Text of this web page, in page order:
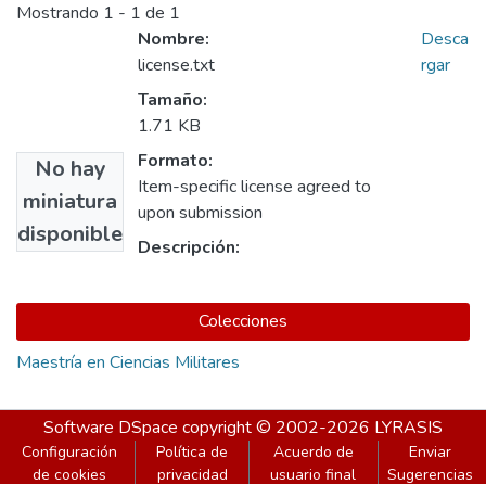
Mostrando 1 - 1 de 1
No hay
miniatura
disponible
Nombre:
license.txt
Tamaño:
1.71 KB
Formato:
Item-specific license agreed to
upon submission
Descripción:
Desca
rgar
Colecciones
Maestría en Ciencias Militares
Software DSpace copyright © 2002-2026 LYRASIS
Configuración
de cookies
Política de
privacidad
Acuerdo de
usuario final
Enviar
Sugerencias